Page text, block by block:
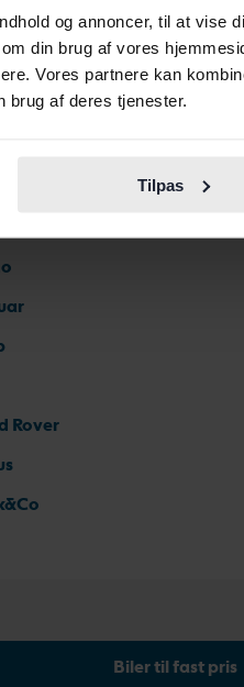
og annoncer, til at vise
din brug af vores
Vores partnere kan
brug af deres tjenester.
Tilpas
Rover
Biler til fast pris